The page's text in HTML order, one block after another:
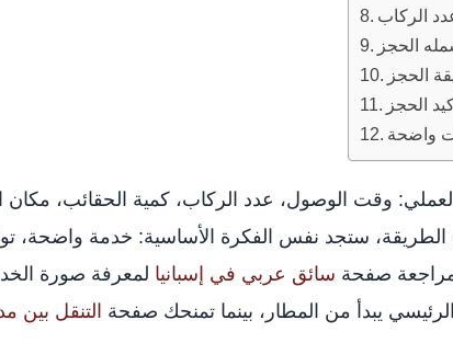
الركاب
الحجز
الحجز
الحجز
واضحة
وقت الوصول، عدد الركاب، كمية الحقائب، مكان
الطريقة، ستجد نفس الفكرة الأساسية: خدمة واضحة،
مراجعة صفحة سائق عربي في إسبانيا لمعرفة صورة
يبدأ من المطار، بينما تمنحك صفحة التنقل بين